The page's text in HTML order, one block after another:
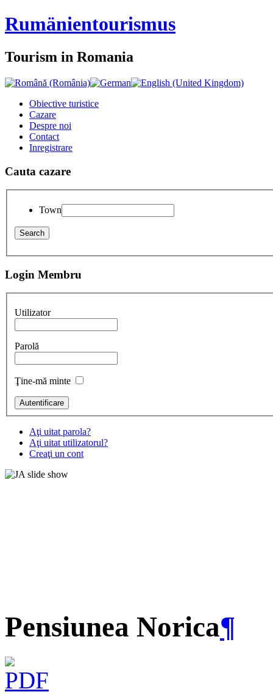
Rumänientourismus
Tourism in Romania
Obiective turistice
Cazare
Despre noi
Contact
Inregistrare
Cauta cazare
Town
Login Membru
Utilizator
Parolă
Ţine-mă minte
Aţi uitat parola?
Aţi uitat utilizatorul?
Creaţi un cont
Pensiunea Norica¶